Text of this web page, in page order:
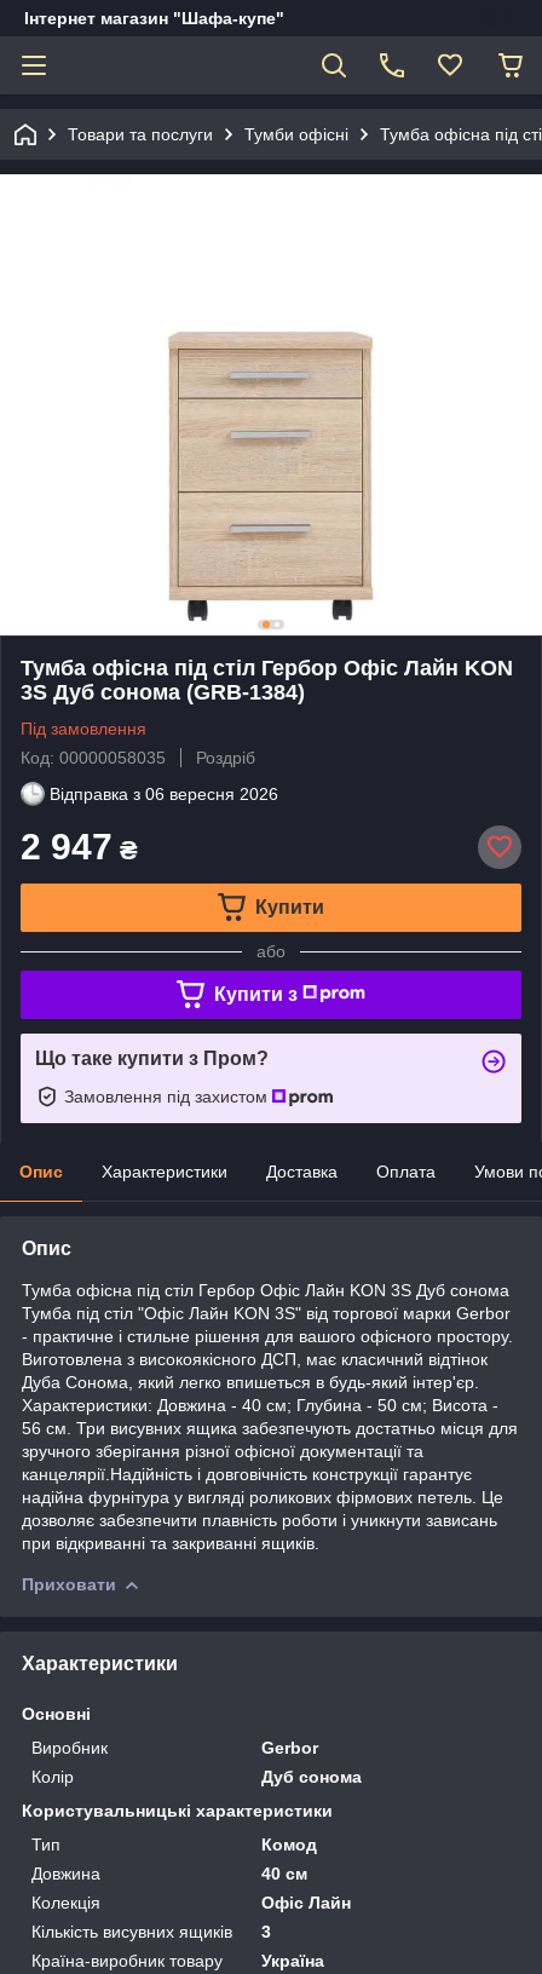
Інтернет магазин "Шафа-купе"
Товари та послуги Тумби офісні Тумба офісна під
Тумба офісна під стіл Гербор Офіс Лайн KON
3S Дуб сонома (GRB-1384)
Під замовлення
Код: 00000058035
Роздріб
Відправка з 06 вересня 2026
2 947 ₴
Купити
або
Купити з
Що таке купити з Пром?
Замовлення під захистом
Опис Характеристики Доставка Оплата Умови
Опис
Тумба офісна під стіл Гербор Офіс Лайн KON 3S Дуб сонома
Тумба під стіл "Офіс Лайн KON 3S" від торгової марки Gerbor
- практичне і стильне рішення для вашого офісного простору.
Виготовлена з високоякісного ДСП, має класичний відтінок
Дуба Сонома, який легко впишеться в будь-який інтер'єр.
Характеристики: Довжина - 40 см; Глубина - 50 см; Висота -
56 см. Три висувних ящика забезпечують достатньо місця для
зручного зберігання різної офісної документації та
канцелярії.Надійність і довговічність конструкції гарантує
надійна фурнітура у вигляді роликових фірмових петель. Це
дозволяє забезпечити плавність роботи і уникнути зависань
при відкриванні та закриванні ящиків.
Приховати
Характеристики
Основні
Виробник
Gerbor
Колір
Дуб сонома
Користувальницькі характеристики
Тип
Комод
Довжина
40 см
Колекція
Офіс Лайн
Кількість висувних ящиків
3
Країна-виробник товару
Україна